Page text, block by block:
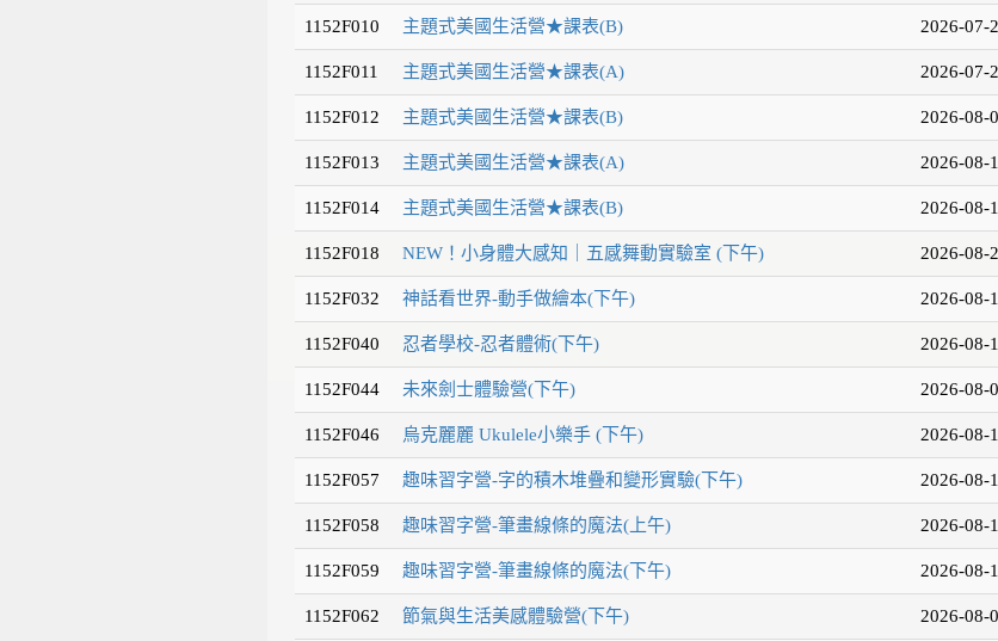
1152F010 主題式美國生活營★課表(B) 2026-07-
1152F011 主題式美國生活營★課表(A) 2026-07-
1152F012 主題式美國生活營★課表(B) 2026-08-
1152F013 主題式美國生活營★課表(A) 2026-08-
1152F014 主題式美國生活營★課表(B) 2026-08-
1152F018 NEW！小身體大感知｜五感舞動實驗室 (下午) 2026-08-
1152F032 神話看世界-動手做繪本(下午) 2026-08-
1152F040 忍者學校-忍者體術(下午) 2026-08-
1152F044 未來劍士體驗營(下午) 2026-08-
1152F046 烏克麗麗 Ukulele小樂手 (下午) 2026-08-
1152F057 趣味習字營-字的積木堆疊和變形實驗(下午) 2026-08-
1152F058 趣味習字營-筆畫線條的魔法(上午) 2026-08-
1152F059 趣味習字營-筆畫線條的魔法(下午) 2026-08-
1152F062 節氣與生活美感體驗營(下午) 2026-08-